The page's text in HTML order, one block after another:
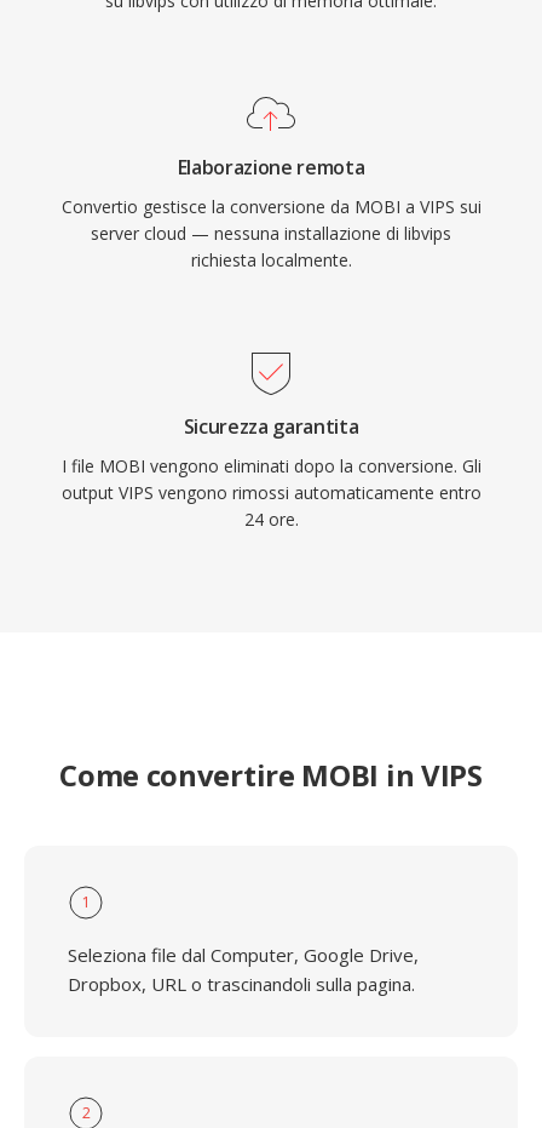
Elaborazione remota
Convertio gestisce la conversione da MOBI a VIPS sui
server cloud — nessuna installazione di libvips
richiesta localmente.
Sicurezza garantita
I file MOBI vengono eliminati dopo la conversione. Gli
output VIPS vengono rimossi automaticamente entro
24 ore.
Come convertire MOBI in VIPS
1
Seleziona file dal Computer, Google Drive,
Dropbox, URL o trascinandoli sulla pagina.
2